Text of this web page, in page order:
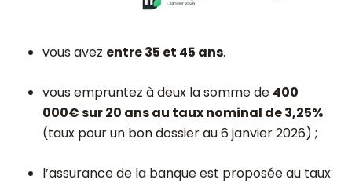
vous avez entre 35 et 45 ans.
vous empruntez à deux la somme de 400
000€ sur 20 ans au taux nominal de 3,25%
(taux pour un bon dossier au 6 janvier 2026) ;
l’assurance de la banque est proposée au taux